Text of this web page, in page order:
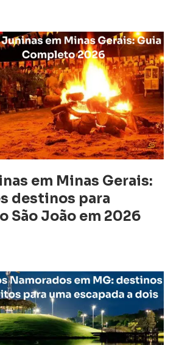
em Minas Gerais:
destinos para
São João em 2026